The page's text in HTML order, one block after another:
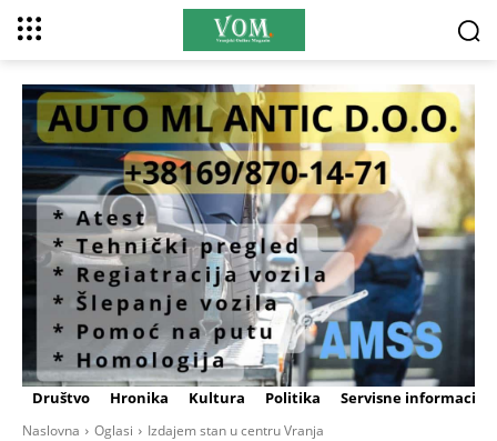
Društvo Hronika Kultura Politika Servisne informacije
Naslovna Oglasi Izdajem stan u centru Vranja